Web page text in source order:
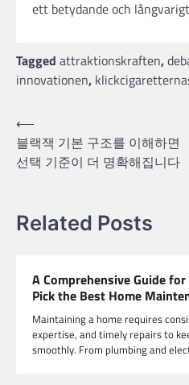
ett betydande och
Tagged attraktionskraften,
innovationen,
Post
navigation
⟵
블랙잭 기본 구조를 이해하면
선택 기준이 더 명확해집니다
Related Posts
A Comprehensive Guide
Pick the Best Home
Maintaining a home requires
expertise, and timely repairs to
smoothly. From plumbing and